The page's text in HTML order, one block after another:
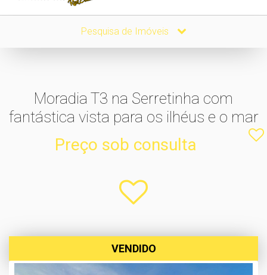
Pesquisa de Imóveis
Moradia T3 na Serretinha com
fantástica vista para os ilhéus e o mar
Preço sob consulta
VENDIDO